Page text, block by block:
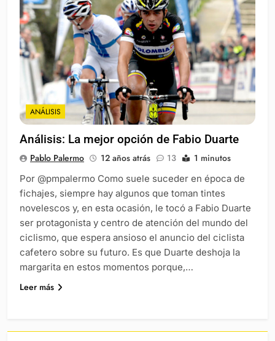
ANÁLISIS
Análisis: La mejor opción de Fabio Duarte
Pablo Palermo 12 años atrás 13 1 minutos
Por @pmpalermo Como suele suceder en época de
fichajes, siempre hay algunos que toman tintes
novelescos y, en esta ocasión, le tocó a Fabio Duarte
ser protagonista y centro de atención del mundo del
ciclismo, que espera ansioso el anuncio del ciclista
cafetero sobre su futuro. Es que Duarte deshoja la
margarita en estos momentos porque,…
Leer más